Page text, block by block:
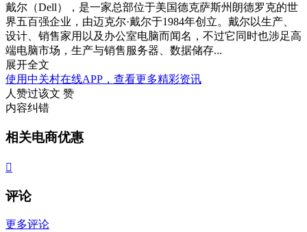
戴尔（Dell），是一家总部位于美国德克萨斯州朗德罗克的世
界五百强企业，由迈克尔·戴尔于1984年创立。戴尔以生产、
设计、销售家用以及办公室电脑而闻名，不过它同时也涉足高
端电脑市场，生产与销售服务器、数据储存...
展开全文
使用中关村在线APP，查看更多精彩资讯
人赞过该文 赞
内容纠错
相关电商优惠

评论
更多评论